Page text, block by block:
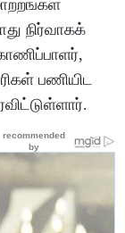
நிர்வாகக்
பணியிட